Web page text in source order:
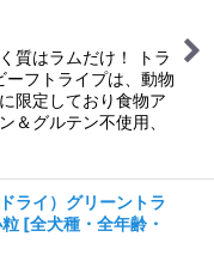
質はラムだけ！ トラ
ーフトライプは、動物
限定しており食物ア
＆グルテン不使用、
ライ）グリーントラ
[全犬種・全年齢・